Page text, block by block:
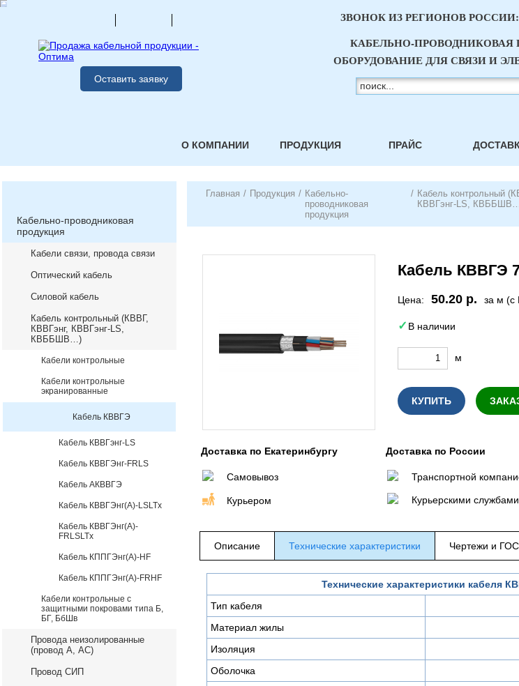
Оставить заявку
ЗВОНОК ИЗ РЕГИОНОВ РОССИИ:
КАБЕЛЬНО-ПРОВОДНИКОВАЯ
ОБОРУДОВАНИЕ ДЛЯ СВЯЗИ И
О КОМПАНИИ ПРОДУКЦИЯ ПРАЙС
Кабельно-проводниковая
продукция
Кабели связи, провода связи
Оптический кабель
Силовой кабель
Кабель контрольный (КВВГ,
КВВГэнг, КВВГэнг-LS,
КВББШВ…)
Кабели контрольные
Кабели контрольные
экранированные
Кабель КВВГЭ
Кабель КВВГэнг-LS
Кабель КВВГЭнг-FRLS
Кабель АКВВГЭ
Кабель КВВГЭнг(А)-LSLTx
Кабель КВВГЭнг(А)-
FRLSLTx
Кабель КППГЭнг(А)-HF
Кабель КППГЭнг(А)-FRHF
Кабели контрольные с
защитными покровами типа Б,
БГ, БбШв
Провода неизолированные
(провод А, АС)
Провод СИП
Главная / Продукция / Кабельно-
проводниковая
продукция
/ Кабель контрольный
КВВГэнг-LS,
Кабель КВВГЭ
Цена: 50.20 р. за м (с
В наличии
м
КУПИТЬ
Доставка по Екатеринбургу
Самовывоз
Курьером
Доставка по России
Транспортной
Курьерскими службами
Описание Технические характеристики Чертежи и
Технические характеристики кабеля
Тип кабеля
Материал жилы
Изоляция
Оболочка